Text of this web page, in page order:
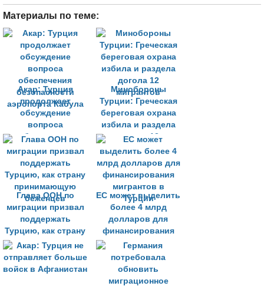
Материалы по теме:
Акар: Турция
продолжает
обсуждение
вопроса
обеспечения
безопасности
аэропорта Кабула
Минобороны
Турции: Греческая
береговая охрана
избила и раздела
догола 12
мигрантов
Глава ООН по
миграции призвал
поддержать
Турцию, как страну
принимающую
беженцев
ЕС может выделить
более 4 млрд
долларов для
финансирования
мигрантов в
Турции